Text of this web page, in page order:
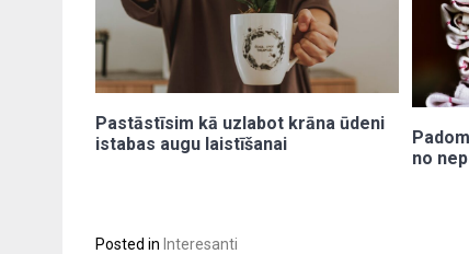
Pastāstīsim kā uzlabot krāna ūdeni
istabas augu laistīšanai
no
Posted in Interesanti